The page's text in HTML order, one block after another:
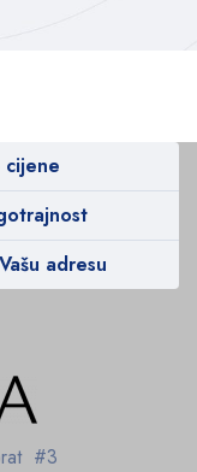
cijene
adresu
#3